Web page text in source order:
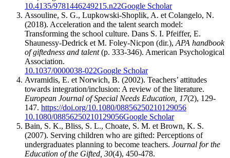
10.4135/9781446249215.n22Google Scholar
Assouline, S. G., Lupkowski-Shoplik, A. et Colangelo, N.
(2018). Acceleration and the talent search model:
Transforming the school culture. Dans S. I. Pfeiffer, E.
Shaunessy-Dedrick et M. Foley-Nicpon (dir.),APA handbook
of giftedness and talent(p. 333-346). American Psychological
Association.
10.1037/0000038-022Google Scholar
Avramidis, E. et Norwich, B. (2002). Teachers’ attitudes
towards integration/inclusion: A review of the literature.
European Journal of Special Needs Education, 17(2), 129-
147. https://doi.org/10.1080/08856250210129056
10.1080/08856250210129056Google Scholar
Bain, S. K., Bliss, S. L., Choate, S. M. et Brown, K. S.
(2007). Serving children who are gifted: Perceptions of
undergraduates planning to become teachers. Journal for the
Education of the Gifted, 30(4), 450-478.